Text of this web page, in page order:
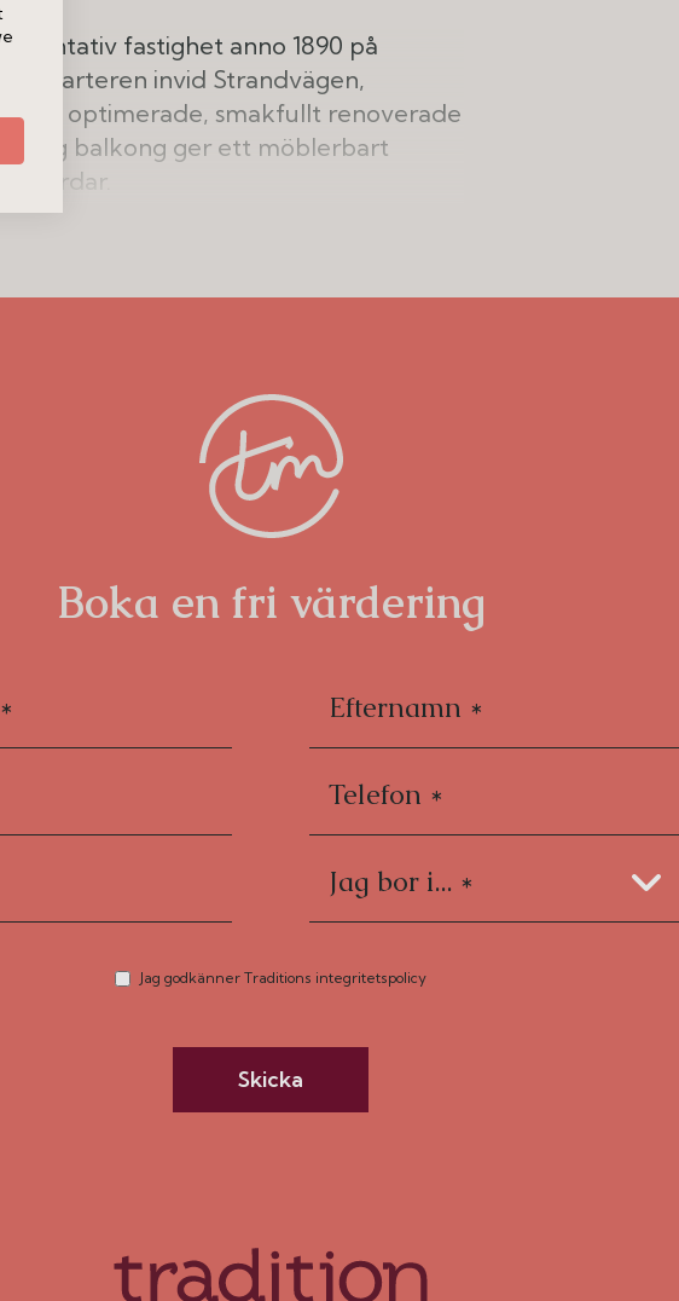
fastighet anno 1890 på
kvarteren invid Strandvägen,
optimerade, smakfullt renoverade
balkong ger ett möblerbart
funktionell och väl anpassad för två
och övrig möblering i anslutning till
Här ges utgång till balkongen
kaklat badrum som inretts i stilsäkert
bostadsrättsförening som äger
(1.130:-/kvm bostadsyta per
Boka en fri värdering
Jag godkänner Traditions integritetspolicy
Skicka